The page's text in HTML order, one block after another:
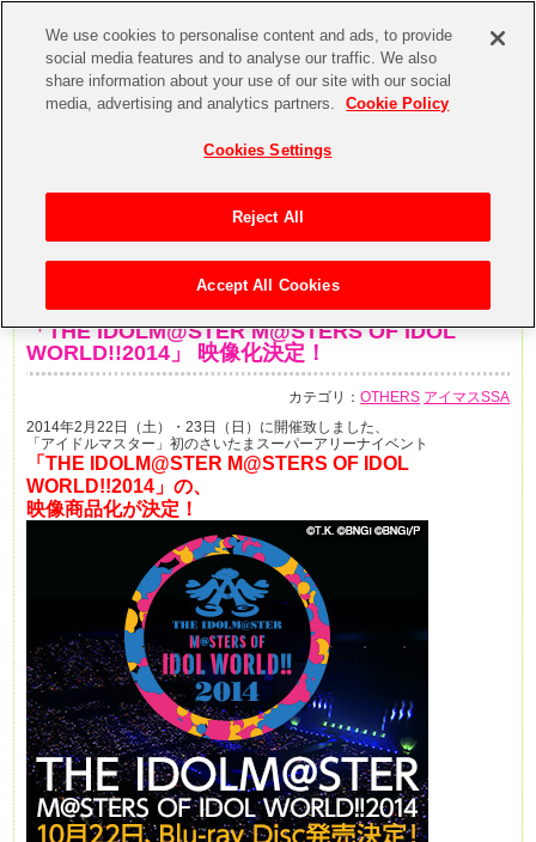
「THE IDOLM@STER M@STERS OF IDOL
WORLD!!2014」 映像化決定！
カテゴリ：OTHERS アイマスSSA
2014年2月22日（土）・23日（日）に開催致しました、
「アイドルマスター」初のさいたまスーパーアリーナイベント
「THE IDOLM@STER M@STERS OF IDOL
WORLD!!2014」の、
映像商品化が決定！
We use cookies to personalise content and ads, to provide
social media features and to analyse our traffic. We also
share information about your use of our site with our social
media, advertising and analytics partners.
Cookie Policy
Cookies Settings
Reject All
Accept All Cookies